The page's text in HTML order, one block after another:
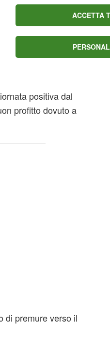
scorre tranquillo,
periodo difficile e un
positiva dal
profitto dovuto a
di premure verso il
ACCETTA